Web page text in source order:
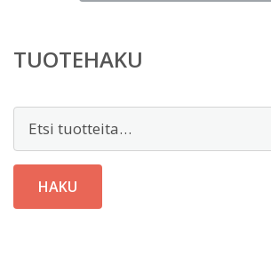
TUOTEHAKU
Etsi:
HAKU